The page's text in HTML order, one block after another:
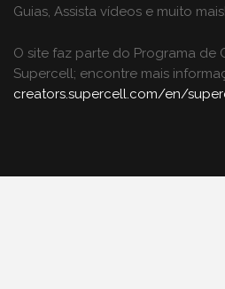
Guias, Assista vídeos e muito mais!
O site faz parte do Programa de
Supercell; encontre mais
creators.supercell.com/en/